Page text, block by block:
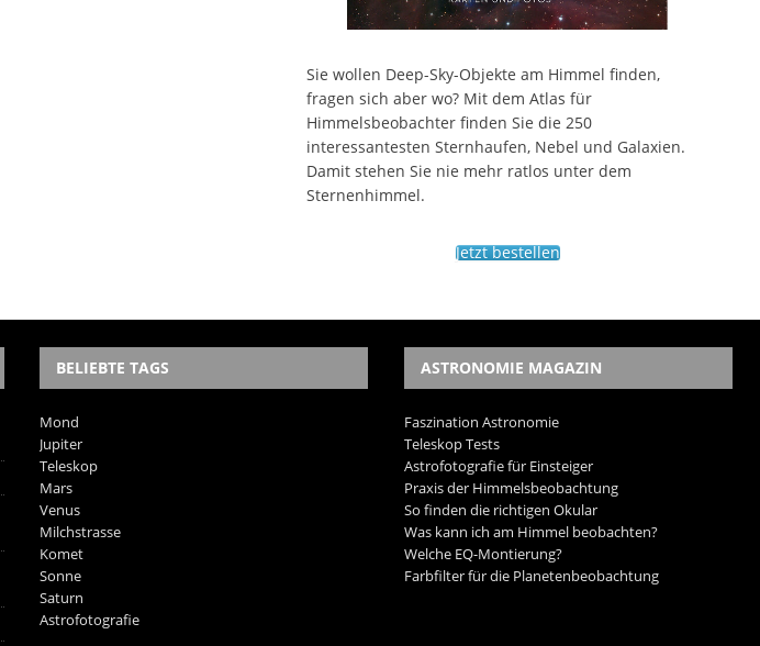
Sie wollen Deep-Sky-Objekte am Himmel finden,
fragen sich aber wo? Mit dem Atlas für
Himmelsbeobachter finden Sie die 250
interessantesten Sternhaufen, Nebel und Galaxien.
Damit stehen Sie nie mehr ratlos unter dem
Sternenhimmel.
Jetzt bestellen
BELIEBTE TAGS
Mond
Jupiter
Teleskop
Mars
Venus
Milchstrasse
Komet
Sonne
Saturn
Astrofotografie
ASTRONOMIE MAGAZIN
Faszination Astronomie
Teleskop Tests
Astrofotografie für Einsteiger
Praxis der Himmelsbeobachtung
So finden die richtigen Okular
Was kann ich am Himmel beobachten?
Welche EQ-Montierung?
Farbfilter für die Planetenbeobachtung